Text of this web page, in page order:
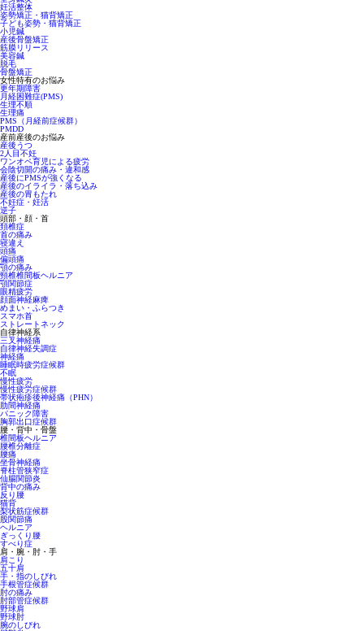
妊活整体
姿勢矯正・猫背矯正
子ども姿勢・猫背矯正
小児鍼
産後骨盤矯正
筋膜リリース
美容鍼
脱毛
骨盤矯正
女性特有のお悩み
更年期障害
月経困難症(PMS)
生理不順
生理痛
PMS（月経前症候群）
PMDD
産前産後のお悩み
産後うつ
2人目不妊
ワンオペ育児による疲労
会陰切開の痛み・違和感
産後にPMSが強くなる
産後のイライラ・落ち込み
産後の胃もたれ
不妊症・妊活
逆子
頭部・顔・首
頚椎症
首の痛み
寝違え
頭痛
偏頭痛
顎の痛み
頸椎椎間板ヘルニア
顎関節症
眼精疲労
顔面神経麻痺
めまい・ふらつき
スマホ首
ストレートネック
自律神経系
三叉神経痛
自律神経失調症
神経痛
睡眠時疲労症候群
不眠
慢性疲労
慢性疲労症候群
帯状疱疹後神経痛（PHN）
肋間神経痛
パニック障害
胸郭出口症候群
腰・背中・骨盤
椎間板ヘルニア
腰椎分離症
腰痛
坐骨神経痛
脊柱管狭窄症
仙腸関節炎
背中の痛み
反り腰
猫背
梨状筋症候群
股関節痛
ヘルニア
ぎっくり腰
すべり症
肩・腕・肘・手
肩こり
五十肩
手・指のしびれ
手根管症候群
肘の痛み
肘部管症候群
野球肩
野球肘
腕のしびれ